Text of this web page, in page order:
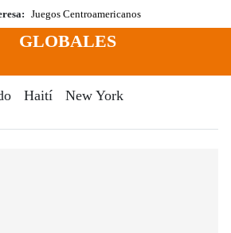
Juegos Centroamericanos
GLOBALES
Haití New York